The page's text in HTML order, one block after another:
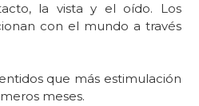
la vista y el oído. Los
con el mundo a través
que más estimulación
meses.